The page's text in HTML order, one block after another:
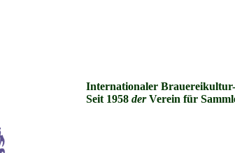
Internationaler
Seit 1958 derVerein für